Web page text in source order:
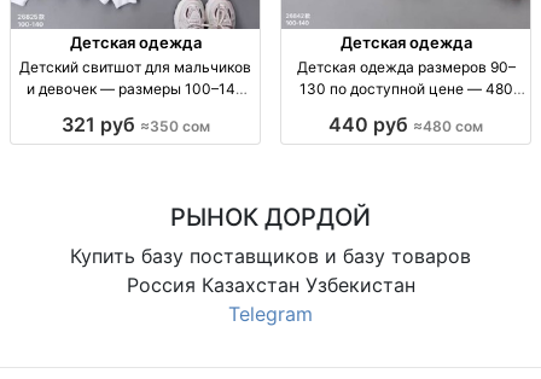
Детская одежда
Детский свитшот для мальчиков
и девочек — размеры 100–140
100–140, 350 сом
321 руб ≈350 сом
Детская одежда
Детская одежда размеров 90–
130 по доступной цене — 480
480 сом
440 руб ≈480 сом
РЫНОК ДОРДОЙ
Купить базу поставщиков и базу товаров
Россия Казахстан Узбекистан
Telegram